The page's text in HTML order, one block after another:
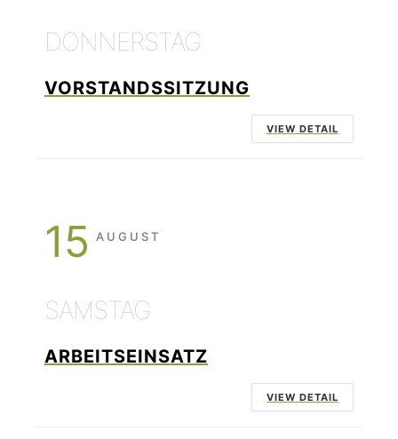
DONNERSTAG
VORSTANDSSITZUNG
VIEW DETAIL
15 AUGUST
SAMSTAG
ARBEITSEINSATZ
VIEW DETAIL